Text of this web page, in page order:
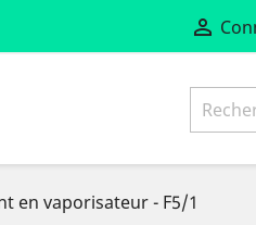

en vaporisateur - F5/1